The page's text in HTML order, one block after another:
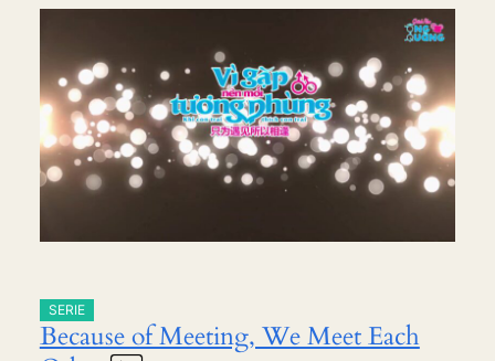
SERIE
Because of Meeting, We Meet Each